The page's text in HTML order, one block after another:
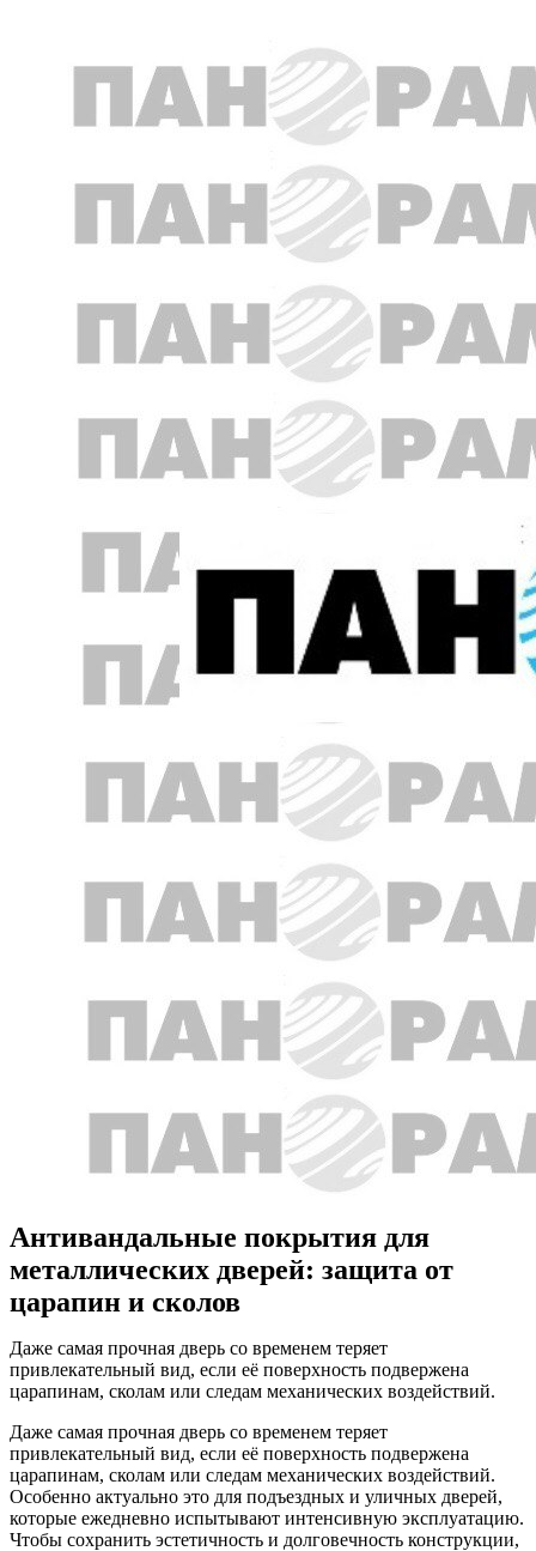
Антивандальные покрытия для
металлических дверей: защита от
царапин и сколов
Даже самая прочная дверь со временем теряет
привлекательный вид, если её поверхность подвержена
царапинам, сколам или следам механических воздействий.
Даже самая прочная дверь со временем теряет
привлекательный вид, если её поверхность подвержена
царапинам, сколам или следам механических воздействий.
Особенно актуально это для подъездных и уличных дверей,
которые ежедневно испытывают интенсивную эксплуатацию.
Чтобы сохранить эстетичность и долговечность конструкции,